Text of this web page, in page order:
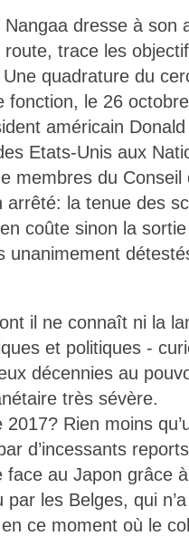
dresse à son
trace les
quadrature du
le 26
américain
Etats-Unis aux
membres du
arrêté: la tenue des
coûte sinon la
unanimement
il ne connaît ni la
et politiques -
décennies au
très sévère.
Rien moins
d’incessants
face au Japon grâce
les Belges, qui
ce moment où le